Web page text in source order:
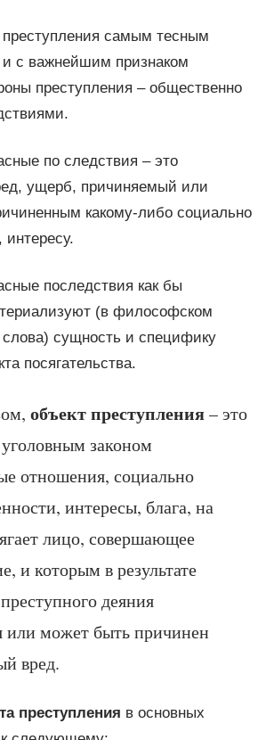
преступления самым тесным
и с важнейшим признаком
преступления – общественно
по следствия – это
ущерб, причиняемый или
какому-либо социально
интересу.
последствия как бы
(в философском
слова) сущность и специфику
посягательства.
объект преступления– это
законом
отношения, социально
интересы, блага, на
лицо, совершающее
и которым в результате
деяния
или может быть причинен
вред.
преступления в основных